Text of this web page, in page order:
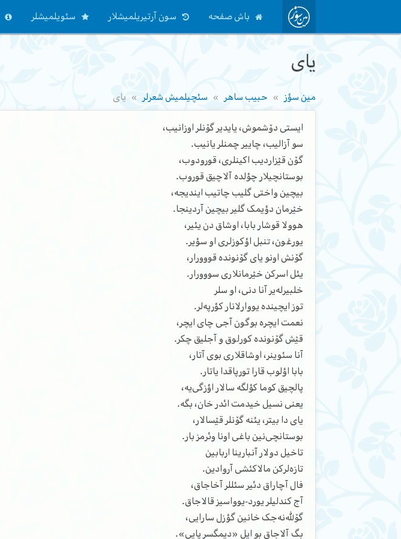
باش صفحه سون آرتیریلمیشلار سئویلمیشلر
یای
مین سؤز حبیب ساهر سئچیلمیش شعرلر یای
ایستی دۆشموش، یایدیر گۆنلر اوزانیب،
سو آزالیب، چاییر چمنلر یانیب.
گۆن قؽزاردیب اکینلری، قورودوب،
بوستانچیلار چؤلده آلاچیق قوروب.
بیچین واختی گلیب چاتیب ایندیجه،
خؽرمان دؤیمک گلیر بیچین آردینجا.
هوولا قوشار بابا، اوشاق دن یئیر،
یورغون، تنبل اؤکوزلری او سؤیر.
گۆنش اونو یای گۆنونده قووورار،
یئل اسرکن خؽرمانلاری سووورار.
خلبیرله‌یر آنا دنی، او سلر
توز ایچینده یووارلانار کؤرپه‌لر.
نعمت ایچره بوگون آجی چای ایچر،
قؽش گۆنونده کورلوق و آجلیق چکر.
آنا سئوینر، اوشاقلاری بوی آتار،
بابا اؤلوب قارا تورپاقدا یاتار.
پالچیق کوما کؤلگه سالار اؤزگی‌یه،
یعنی نسیل خیدمت ائدر خان، بگه.
یای دا بیتر، یئنه گۆنلر قؽسالار،
بوستانچی‌نین باغی اونا وئرمز بار.
تاخیل دولار آنبارینا اربابین
تازه‌لرکن مالاکئشی آروادین.
فال آچاراق دئیر سئللر آخاجاق،
آج کندلیلر یورد-یوواسیز قالاجاق.
گۆلله‌نه‌جک خانین گؤزل سارایی،
بگ آلاجاق بو ایل «دیمگسر پایی».